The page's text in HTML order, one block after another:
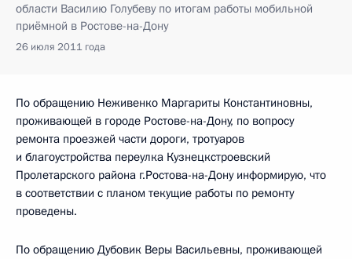
области Василию Голубеву по итогам работы мобильной
приёмной в Ростове-на-Дону
26 июля 2011 года
По обращению Неживенко Маргариты Константиновны,
проживающей в городе Ростове-на-Дону, по вопросу
ремонта проезжей части дороги, тротуаров
и благоустройства переулка Кузнецкстроевский
Пролетарского района г.Ростова-на-Дону информирую, что
в соответствии с планом текущие работы по ремонту
проведены.
По обращению Дубовик Веры Васильевны, проживающей